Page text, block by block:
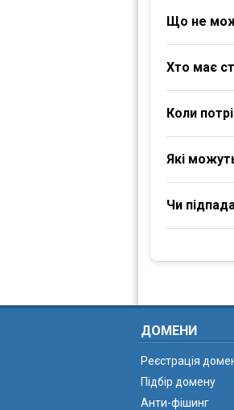
Що не
Хто має
Коли
Які
Чи
ДОМЕНИ
Реєстрація
Підбір домену
Анти-фішинг